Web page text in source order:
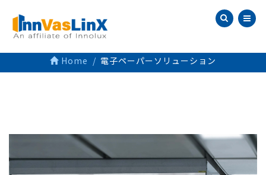
Home 電子ペーパーソリューション